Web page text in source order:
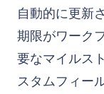
自動的に更新
期限がワーク
要なマイルス
スタムフィー